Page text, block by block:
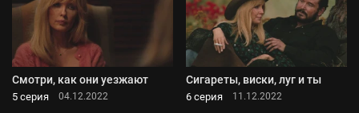
Смотри, как они уезжают
5 серия 04.12.2022
Сигареты, виски, луг и ты
6 серия 11.12.2022